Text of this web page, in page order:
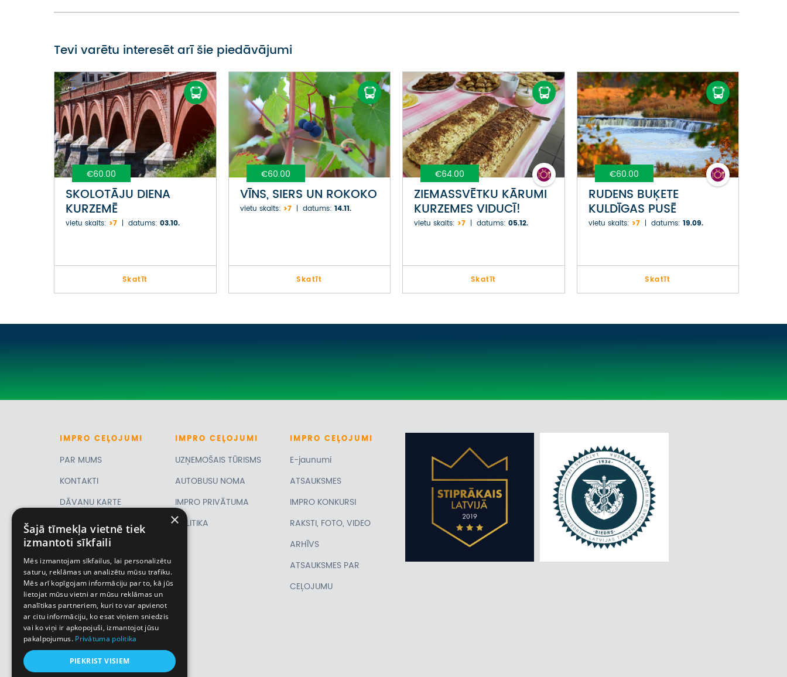
Tevi varētu interesēt arī šie piedāvājumi
€60.00
SKOLOTĀJU DIENA
KURZEMĒ
vietu skaits: >7 datums: 03.10.
Skatīt
€60.00
VĪNS, SIERS UN ROKOKO
vietu skaits: >7 datums: 14.11.
Skatīt
€64.00
ZIEMASSVĒTKU KĀRUMI
KURZEMES VIDUCĪ!
vietu skaits: >7 datums: 05.12.
Skatīt
€60.00
RUDENS BUĶETE
KULDĪGAS PUSĒ
vietu skaits: >7 datums: 19.09.
Skatīt
IMPRO CEĻOJUMI
PAR MUMS
KONTAKTI
DĀVANU KARTE
PIRMSLĪGUMA
INFORMĀCIJA, KLIENTA
LĪGUMS,
CEĻOJUMU
APDROŠINĀŠANA
VĪZU ANKETAS
Piemiņas istaba
IMPRO CEĻOJUMI
UZŅEMOŠAIS TŪRISMS
AUTOBUSU NOMA
IMPRO PRIVĀTUMA
POLITIKA
IMPROCEĻOJUMI
E-jaunumi
ATSAUKSMES
IMPRO KONKURSI
RAKSTI, FOTO, VIDEO
ARHĪVS
ATSAUKSMES PAR
CEĻOJUMU
×
Šajā tīmekļa vietnē tiek
izmantoti sīkfaili
Mēs izmantojam sīkfailus, lai personalizētu
saturu, reklāmas un analizētu mūsu trafiku.
Mēs arī kopīgojam informāciju par to, kā jūs
lietojat mūsu vietni ar mūsu reklāmas un
analītikas partneriem, kuri to var apvienot
ar citu informāciju, ko esat viņiem sniedzis
vai ko viņi ir apkopojuši, izmantojot jūsu
pakalpojumus. Privātuma politika
PIEKRIST VISIEM